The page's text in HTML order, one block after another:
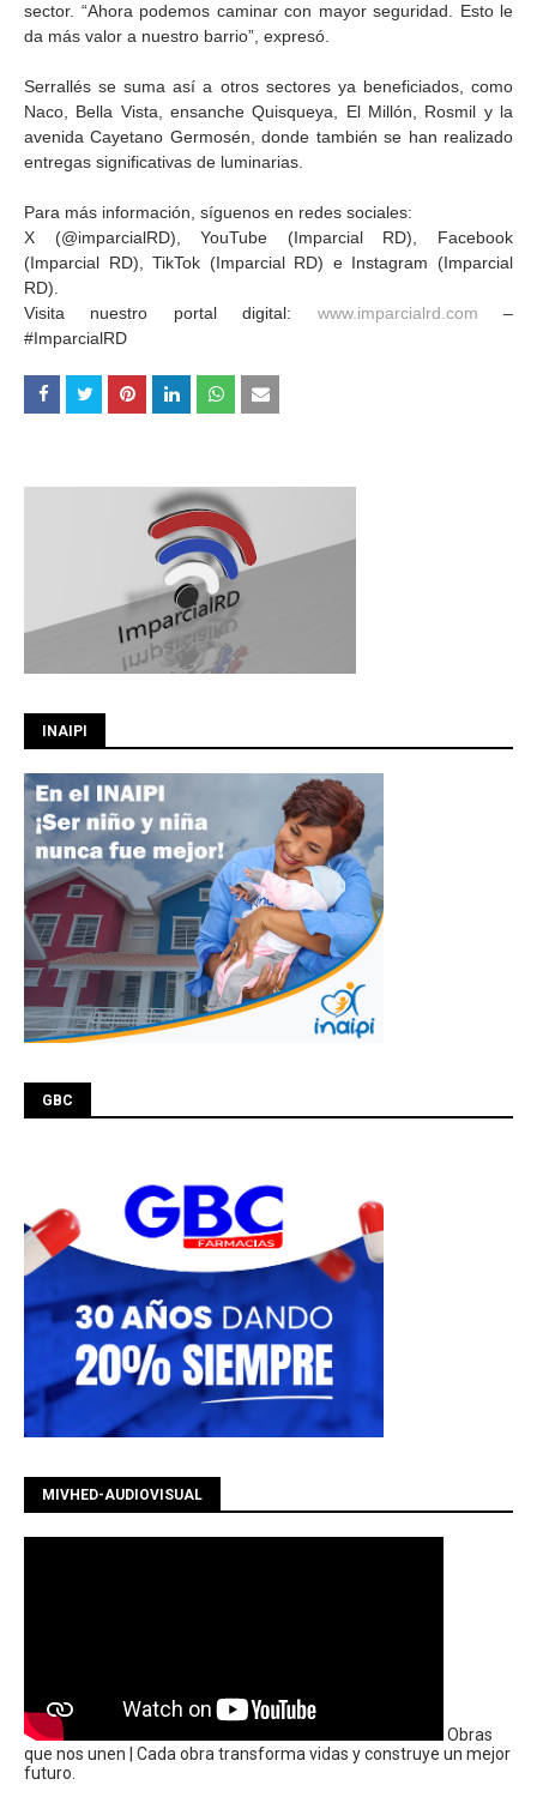
sector. “Ahora podemos caminar con mayor seguridad. Esto le
da más valor a nuestro barrio”, expresó.
Serrallés se suma así a otros sectores ya beneficiados, como
Naco, Bella Vista, ensanche Quisqueya, El Millón, Rosmil y la
avenida Cayetano Germosén, donde también se han realizado
entregas significativas de luminarias.
Para más información, síguenos en redes sociales:
X (@imparcialRD), YouTube (Imparcial RD), Facebook
(Imparcial RD), TikTok (Imparcial RD) e Instagram (Imparcial
RD).
Visita nuestro portal digital: www.imparcialrd.com –
#ImparcialRD
INAIPI
GBC
MIVHED-AUDIOVISUAL
Obras
que nos unen | Cada obra transforma vidas y construye un mejor
futuro.